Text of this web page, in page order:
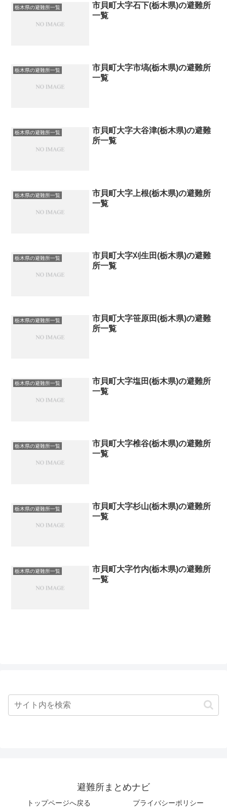
栃木県の避難所一覧
市貝町大字石下(栃木県)の避難所
一覧
栃木県の避難所一覧
市貝町大字市塙(栃木県)の避難所
一覧
栃木県の避難所一覧
市貝町大字大谷津(栃木県)の避難
所一覧
栃木県の避難所一覧
市貝町大字上根(栃木県)の避難所
一覧
栃木県の避難所一覧
市貝町大字刈生田(栃木県)の避難
所一覧
栃木県の避難所一覧
市貝町大字笹原田(栃木県)の避難
所一覧
栃木県の避難所一覧
市貝町大字塩田(栃木県)の避難所
一覧
栃木県の避難所一覧
市貝町大字椎谷(栃木県)の避難所
一覧
栃木県の避難所一覧
市貝町大字杉山(栃木県)の避難所
一覧
栃木県の避難所一覧
市貝町大字竹内(栃木県)の避難所
一覧
避難所まとめナビ
トップページへ戻る プライバシーポリシー